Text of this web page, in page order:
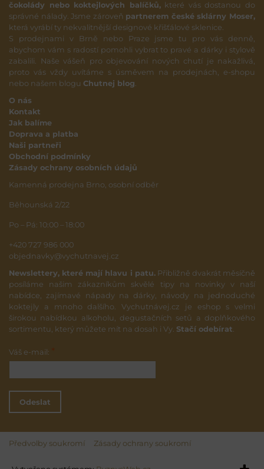
čokolády nebo koktejlových balíčků,které vás dostanou do
správné nálady. Jsme zároveň partnerem české sklárny Moser,
která vyrábí ty nekvalitnější designové křišťálové sklenice.
S prodejnami v Brně nebo Praze jsme tu pro vás denně,
abychom vám s radostí pomohli vybrat to pravé a dárky i stylově
zabalili. Naše vášeň pro objevování nových chutí je nakažlivá,
proto vás vždy uvítáme s úsměvem na prodejnách, e-shopu
nebo našem blogu Chutnej blog.
O nás
Kontakt
Jak balíme
Doprava a platba
Naši partneři
Obchodní podmínky
Zásady ochrany osobních údajů
Kamenná prodejna Brno, osobní odběr
Běhounská 2/22
Po – Pá: 10:00 – 18:00
+420 727 986 000
objednavky@vychutnavej.cz
Newslettery, které mají hlavu i patu.Přibližně dvakrát měsíčně
posíláme našim zákazníkům skvělé tipy na novinky v naší
nabídce, zajímavé nápady na dárky, návody na jednoduché
koktejly a mnoho dalšího. Vychutnávej.cz je eshop s velmi
širokou nabídkou alkoholu, degustačních setů a doplňkového
sortimentu, který můžete mít na dosah i Vy. Stačí odebírat.
Váš e-mail:
Odeslat
Předvolby soukromí Zásady ochrany soukromí